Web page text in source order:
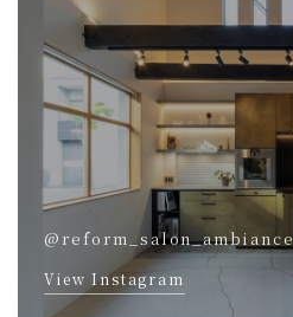
@reform_salon_ambiance
View Instagram